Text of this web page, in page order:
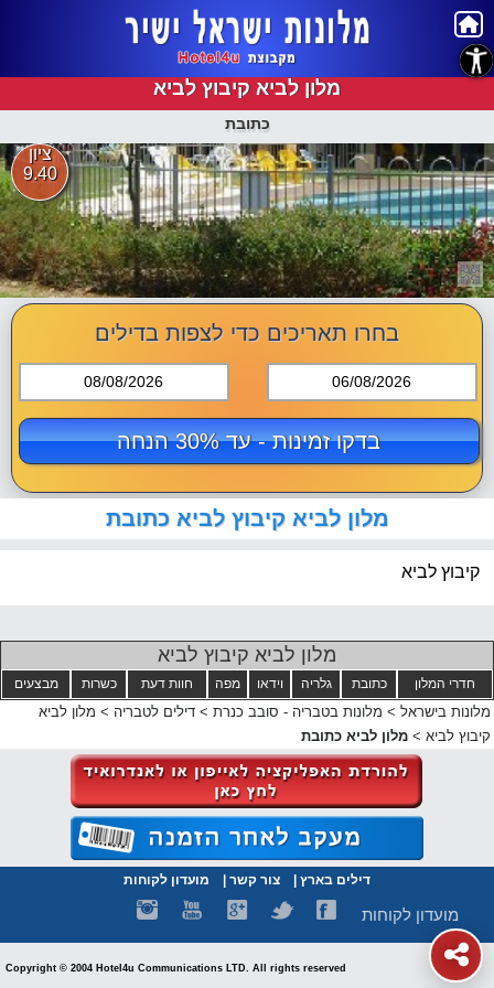
מלון לביא קיבוץ לביא
כתובת
ציון
9.40
בחרו תאריכים כדי לצפות בדילים
08/08/2026 06/08/2026
בדקו זמינות - עד 30% הנחה
מלון לביא קיבוץ לביא כתובת
קיבוץ לביא
מלון לביא קיבוץ לביא
מבצעים כשרות חוות דעת מפה וידאו גלריה כתובת חדרי המלון
מלונות בישראל > מלונות בטבריה - סובב כנרת > דילים לטבריה > מלון לביא
קיבוץ לביא > מלון לביא כתובת
דילים בארץ צור קשר מועדון לקוחות
מועדון לקוחות
Copyright © 2004 Hotel4u Communications LTD. All rights reserved
נגישות